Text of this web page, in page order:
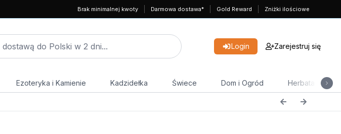
Brak minimalnej kwoty Darmowa dostawa* Gold Reward Zniżki ilościowe
Login Zarejestruj się
Ezoteryka i Kamienie Kadzidełka Świece Dom i Ogród Herbata